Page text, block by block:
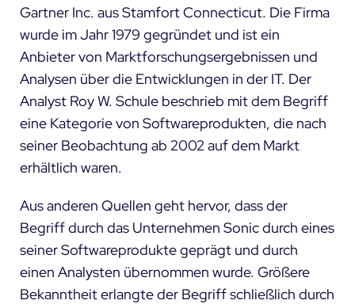
Gartner Inc. aus Stamfort Connecticut. Die Firma
wurde im Jahr 1979 gegründet und ist ein
Anbieter von Marktforschungsergebnissen und
Analysen über die Entwicklungen in der IT. Der
Analyst Roy W. Schule beschrieb mit dem Begriff
eine Kategorie von Softwareprodukten, die nach
seiner Beobachtung ab 2002 auf dem Markt
erhältlich waren.
Aus anderen Quellen geht hervor, dass der
Begriff durch das Unternehmen Sonic durch eines
seiner Softwareprodukte geprägt und durch
einen Analysten übernommen wurde. Größere
Bekanntheit erlangte der Begriff schließlich durch